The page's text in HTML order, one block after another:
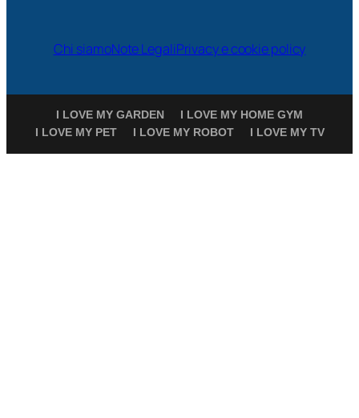
Chi siamoNote LegaliPrivacy e cookie policy
I LOVE MY GARDEN
I LOVE MY HOME GYM
I LOVE MY PET
I LOVE MY ROBOT I LOVE MY TV